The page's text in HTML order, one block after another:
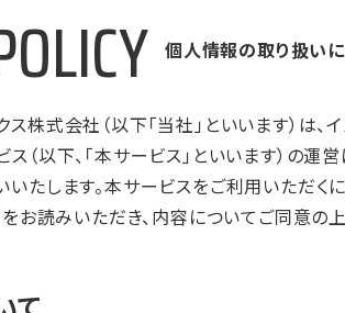
個人情報の取り扱い
ス株式会社（以下「当社」といいます）は
以下、「本サービス」といいます）の運
いたします。本サービスをご利用いただ
をお読みいただき、内容についてご同意の